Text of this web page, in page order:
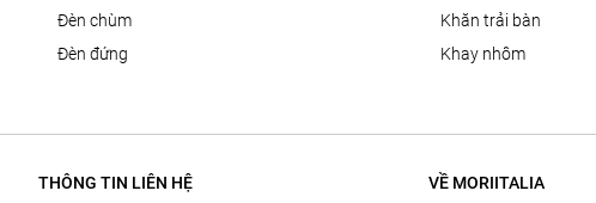
đèn chùm
đèn đứng
khăn trải bàn
khay nhôm
THÔNG TIN LIÊN HỆ VỀ MORIITALIA